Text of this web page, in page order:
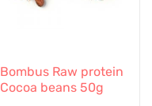
Bombus Raw protein
Cocoa beans 50g